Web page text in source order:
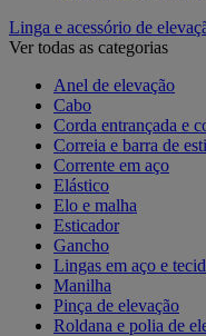
Linga e acessório de
Ver todas as categorias
Anel de elevação
Cabo
Corda entrançada e
Correia e barra de
Corrente em aço
Elástico
Elo e malha
Esticador
Gancho
Lingas em aço e
Manilha
Pinça de elevação
Roldana e polia de